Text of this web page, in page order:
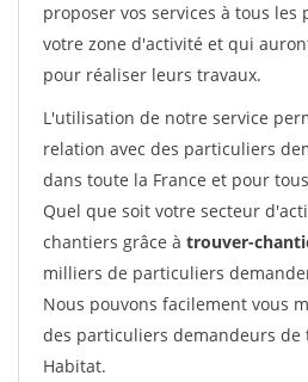
proposer vos services à tous
votre zone d'activité et qui
pour réaliser leurs travaux.
L'utilisation de notre service
relation avec des particuliers
dans toute la France et pour
Quel que soit votre secteur
chantiers grâce à trouver-
milliers de particuliers
Nous pouvons facilement vous
des particuliers demandeurs
Habitat.